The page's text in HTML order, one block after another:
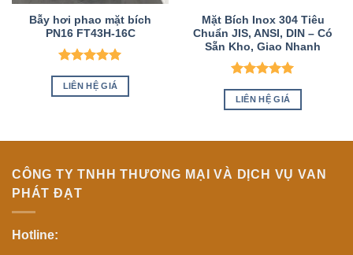
Bẫy hơi phao mặt bích
PN16 FT43H-16C
Được xếp
hạng55
sao
LIÊN HỆ GIÁ
Mặt Bích Inox 304 Tiêu
Chuẩn JIS, ANSI, DIN – Có
Sẵn Kho, Giao Nhanh
Được xếp
hạng55
sao
LIÊN HỆ GIÁ
CÔNG TY TNHH THƯƠNG MẠI VÀ DỊCH VỤ VAN
PHÁT ĐẠT
Hotline: